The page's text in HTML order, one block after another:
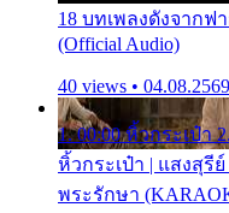
18 บทเพลงดังจากฟ
(Official Audio)
40 views • 04.08.2569
1. 00:00 หิ้วกระเป๋า
หิ้วกระเป๋า | แสงสุรี
พระรักษา